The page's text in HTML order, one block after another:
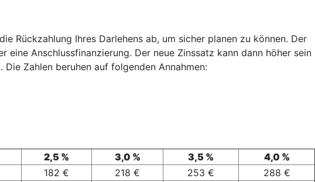
Rückzahlung Ihres Darlehens ab, um sicher planen zu können. Der
Anschlussfinanzierung. Der neue Zinssatz kann dann höher sein
Zahlen beruhen auf folgenden Annahmen:
2,5 % 3,0 % 3,5 %
4,0 %
182 € 218 € 253 €
288 €